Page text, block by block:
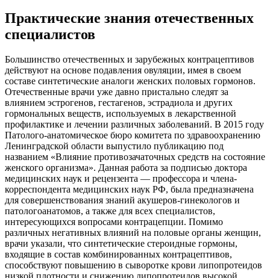
Практические знания отечественных
специалистов
Большинство отечественных и зарубежных контрацептивов
действуют на основе подавления овуляции, имея в своем
составе синтетические аналоги женских половых гормонов.
Отечественные врачи уже давно пристально следят за
влиянием эстрогенов, гестагенов, эстрадиола и других
гормональных веществ, используемых в лекарственной
профилактике и лечении различных заболеваний. В 2015 году
Патолого-анатомическое бюро комитета по здравоохранению
Ленинградской области выпустило публикацию под
названием «Влияние противозачаточных средств на состояние
женского организма». Данная работа за подписью доктора
медицинских наук и рецензента — профессора и члена-
корреспондента медицинских наук РФ, была предназначена
для совершенствования знаний акушеров-гинекологов и
патологоанатомов, а также для всех специалистов,
интересующихся вопросами контрацепции. Помимо
различных негативных влияний на половые органы женщин,
врачи указали, что синтетические стероидные гормоны,
входящие в состав комбинированных контрацептивов,
способствуют повышению в сыворотке крови липопротеидов